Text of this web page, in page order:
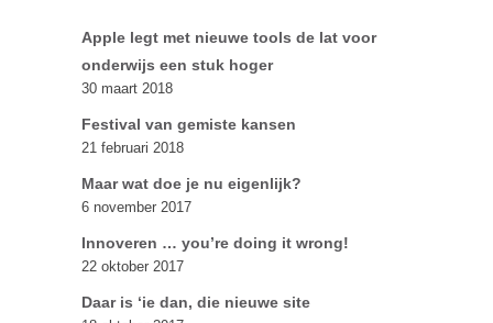
Apple legt met nieuwe tools de lat voor
onderwijs een stuk hoger
30 maart 2018
Festival van gemiste kansen
21 februari 2018
Maar wat doe je nu eigenlijk?
6 november 2017
Innoveren … you’re doing it wrong!
22 oktober 2017
Daar is ‘ie dan, die nieuwe site